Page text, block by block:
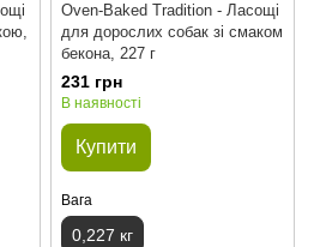
Oven-Baked Tradition - Ласощі
для дорослих собак зі смаком
бекона, 227 г
231 грн
В наявності
Купити
Вага
0,227 кг